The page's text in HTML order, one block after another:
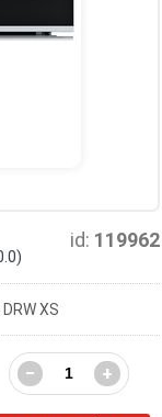
id: 119962
XS
− +